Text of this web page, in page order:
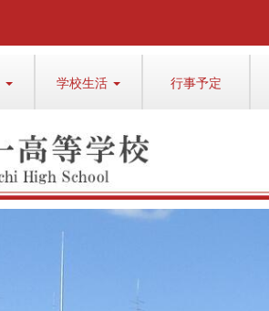
学校生活 行事予定